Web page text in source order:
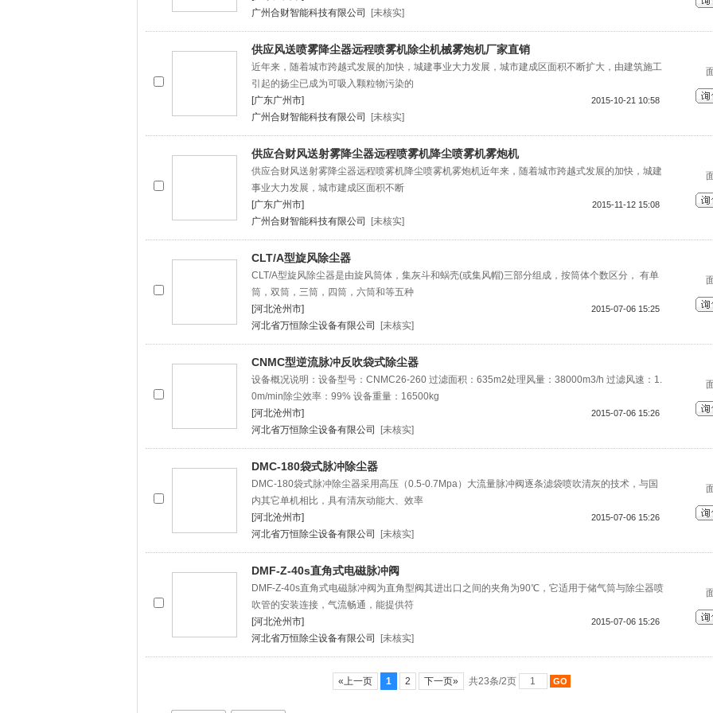
广州合财智能科技有限公司
[未核实]
供应风送喷雾降尘器远程喷雾机除尘机械雾炮机厂家直销
近年来，随着城市跨越式发展的加快，城建事业大力发展，城市建成区面积不断扩大，由建筑施工
引起的扬尘已成为可吸入颗粒物污染的
2015-10-21 10:58
[广东广州市]
广州合财智能科技有限公司
[未核实]
供应合财风送射雾降尘器远程喷雾机降尘喷雾机雾炮机
供应合财风送射雾降尘器远程喷雾机降尘喷雾机雾炮机近年来，随着城市跨越式发展的加快，城建
事业大力发展，城市建成区面积不断
2015-11-12 15:08
[广东广州市]
广州合财智能科技有限公司
[未核实]
CLT/A型旋风除尘器
CLT/A型旋风除尘器是由旋风筒体，集灰斗和蜗壳(或集风帽)三部分组成，按筒体个数区分， 有单
筒，双筒，三筒，四筒，六筒和等五种
2015-07-06 15:25
[河北沧州市]
河北省万恒除尘设备有限公司
[未核实]
CNMC型逆流脉冲反吹袋式除尘器
设备概况说明：设备型号：CNMC26-260 过滤面积：635m2处理风量：38000m3/h 过滤风速：1.
0m/min除尘效率：99% 设备重量：16500kg
2015-07-06 15:26
[河北沧州市]
河北省万恒除尘设备有限公司
[未核实]
DMC-180袋式脉冲除尘器
DMC-180袋式脉冲除尘器采用高压（0.5-0.7Mpa）大流量脉冲阀逐条滤袋喷吹清灰的技术，与国
内其它单机相比，具有清灰动能大、效率
2015-07-06 15:26
[河北沧州市]
河北省万恒除尘设备有限公司
[未核实]
DMF-Z-40s直角式电磁脉冲阀
DMF-Z-40s直角式电磁脉冲阀为直角型阀其进出口之间的夹角为90℃，它适用于储气筒与除尘器喷
吹管的安装连接，气流畅通，能提供符
2015-07-06 15:26
[河北沧州市]
河北省万恒除尘设备有限公司
[未核实]
«上一页 1 2 下一页» 共23条/2页